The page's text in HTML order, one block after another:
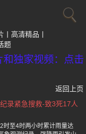
高清精品
题
独家视频：点击
返回上页
录紧急搜救-致3死17人
时至4时两小时累计雨量达